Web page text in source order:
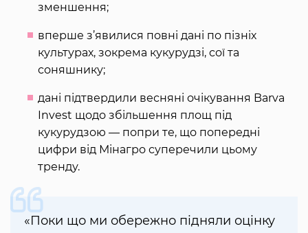
зменшення;
вперше з’явилися повні дані по пізніх
культурах, зокрема кукурудзі, сої та
соняшнику;
дані підтвердили весняні очікування Barva
Invest щодо збільшення площ під
кукурудзою — попри те, що попередні
цифри від Мінагро суперечили цьому
тренду.
«Поки що ми обережно підняли оцінку